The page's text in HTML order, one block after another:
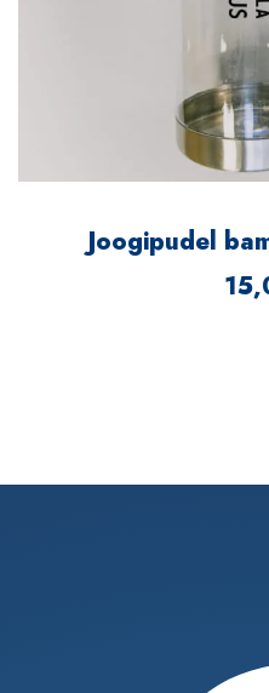
Joogipudel